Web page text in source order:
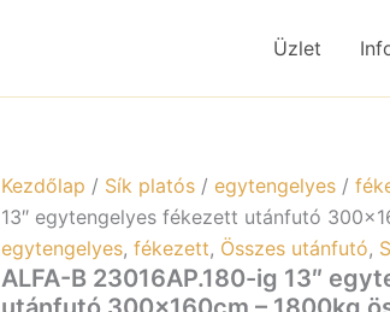
Üzlet
Kezdőlap / Sík platós / egytengelyes /
13″ egytengelyes fékezett utánfutó
egytengelyes, fékezett, Összes utánfutó,
ALFA-B 23016AP.180-ig 13″
egytengelyes
utánfutó
1800kg
össztömeg
mennyiség